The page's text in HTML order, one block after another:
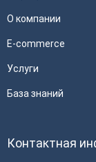
О компании
E-commerce
Услуги
База знаний
Контактная